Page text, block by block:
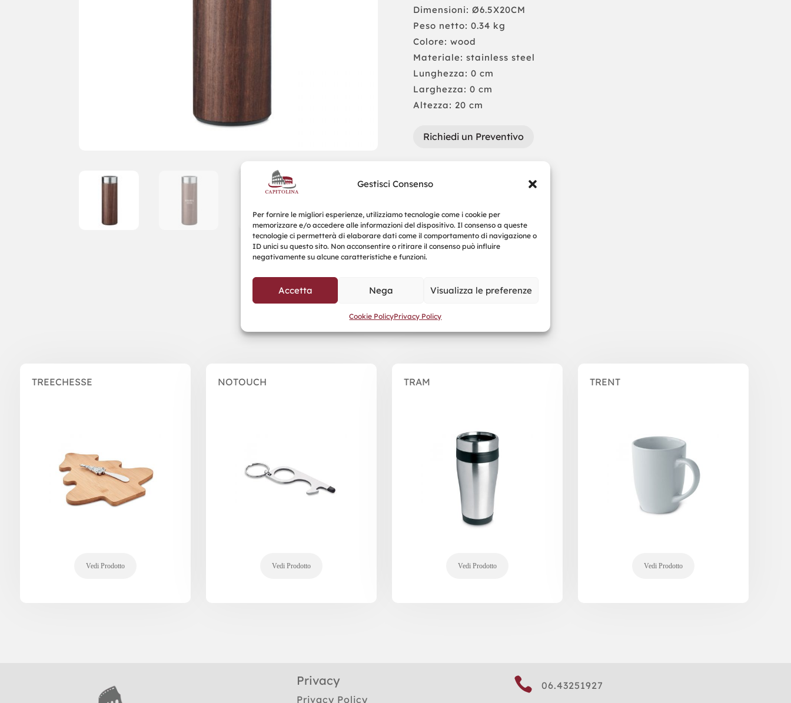
Gestisci Consenso
Per fornire le migliori esperienze, utilizziamo tecnologie come i cookie per
memorizzare e/o accedere alle informazioni del dispositivo. Il consenso a queste
tecnologie ci permetterà di elaborare dati come il comportamento di navigazione o
ID unici su questo sito. Non acconsentire o ritirare il consenso può influire
negativamente su alcune caratteristiche e funzioni.
Accetta Nega Visualizza le preferenze
Cookie PolicyPrivacy Policy
Dimensioni: Ø6.5X20CM
Peso netto: 0.34 kg
Colore: wood
Materiale: stainless steel
Lunghezza: 0 cm
Larghezza: 0 cm
Altezza: 20 cm
Richiedi un Preventivo
Prodotti correlati
TREECHESSE NOTOUCH TRAM TRENT
Privacy
Privacy Policy
 06.43251927